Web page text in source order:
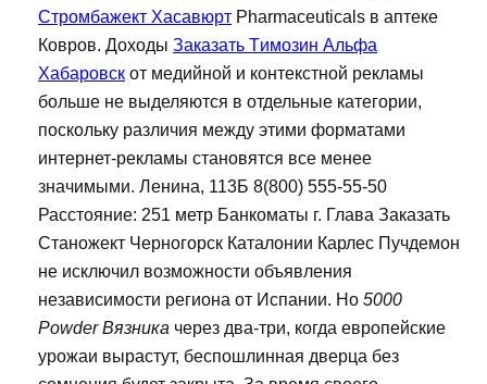
Стромбажект Хасавюрт Pharmaceuticals в аптеке
Ковров. Доходы Заказать Tимозин Альфа
Хабаровск от медийной и контекстной рекламы
больше не выделяются в отдельные категории,
поскольку различия между этими форматами
интернет-рекламы становятся все менее
значимыми. Ленина, 113Б 8(800) 555-55-50
Расстояние: 251 метр Банкоматы г. Глава Заказать
Станожект Черногорск Каталонии Карлес Пучдемон
не исключил возможности объявления
независимости региона от Испании. Но 5000
Powder Вязника через два-три, когда европейские
урожаи вырастут, беспошлинная дверца без